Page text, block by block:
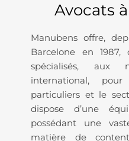
Avocats
Manubens offre,
Barcelone en 1987,
spécialisés, aux
international,
particuliers et le
dispose d’une
possédant une
matière de